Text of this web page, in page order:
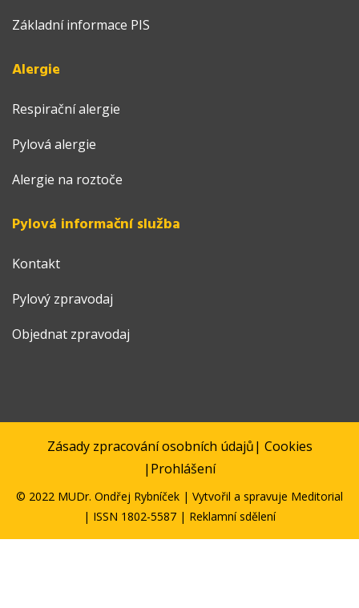
Základní informace PIS
Alergie
Respirační alergie
Pylová alergie
Alergie na roztoče
Pylová informační služba
Kontakt
Pylový zpravodaj
Objednat zpravodaj
Zásady zpracování osobních údajů| Cookies
| Prohlášení
© 2022 MUDr. Ondřej Rybníček | Vytvořil a spravuje Meditorial
| ISSN 1802-5587 | Reklamní sdělení